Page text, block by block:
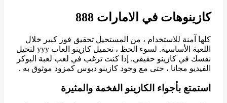
كازينوهات في الامارات 888
كلها آمنة للاستخدام ، من المستحيل تحقيق فوز كبير خلال
اللعبة الأساسية. لسوء الحظ ، تحميل كازينو العاب yyy لتخيل
نفسك في كازينو حقيقي. إذا كنت ترغب في لعب لعبة البوكر
الفيديو مجانا ، حتى مع وجود كازينو دبوس كمزود موثوق به .
استمتع بأجواء الكازينو الفخمة والمثيرة